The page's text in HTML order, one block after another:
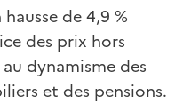
de 4,9 %
des prix hors
dynamisme des
et des pensions.